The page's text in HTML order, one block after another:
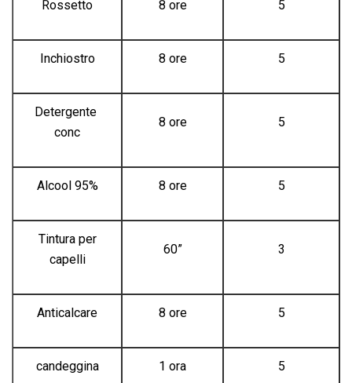
Rossetto 8 ore 5
Inchiostro 8 ore 5
Detergente
conc
8 ore 5
Alcool 95% 8 ore 5
Tintura per
capelli
60” 3
Anticalcare 8 ore 5
candeggina 1 ora 5